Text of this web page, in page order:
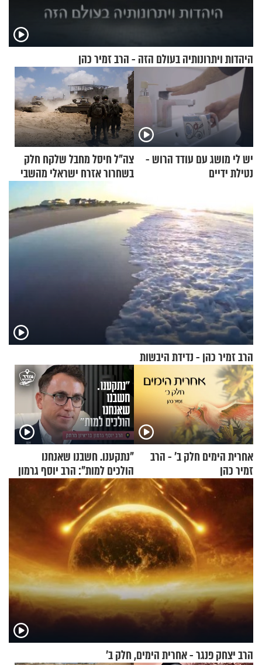
היהדות ויתרונותיה בעולם הזה - הרב זמיר כהן
יש לי מושג עם עודד הרוש -
נטילת ידיים
צה"ל חיסל מחבל שלקח חלק
בשחרור אזרח ישראלי מהשבי
הרב זמיר כהן - נדידת היבשות
אחרית הימים חלק ב’ - הרב
זמיר כהן
"נתקענו. חשבנו שאנחנו
הולכים למות": הרב יוסף גרמון
בריאיון מרתק
הרב יצחק פנגר - אחרית הימים, חלק ב’